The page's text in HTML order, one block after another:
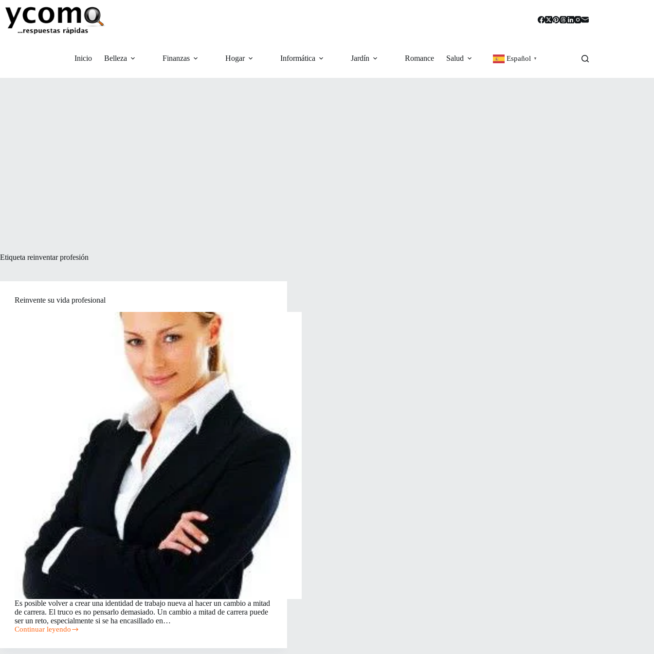
contenido
Inicio Belleza Finanzas Hogar Informática Jardín Romance Salud Español ▼
Etiqueta reinventar profesión
Reinvente su vida profesional
Es posible volver a crear una identidad de trabajo nueva al hacer un cambio a mitad
de carrera. El truco es no pensarlo demasiado. Un cambio a mitad de carrera puede
ser un reto, especialmente si se ha encasillado en…
Continuar leyendo
Reinvente
vida